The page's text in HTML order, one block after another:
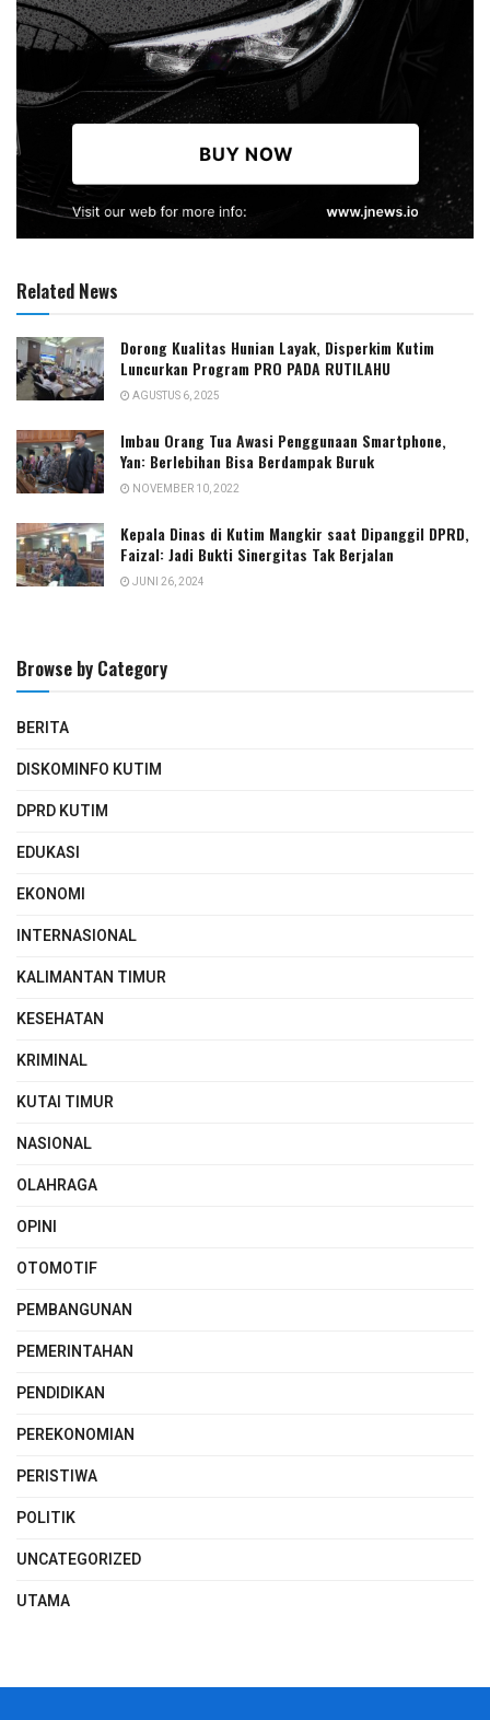
Related News
Dorong Kualitas Hunian Layak, Disperkim Kutim
Luncurkan Program PRO PADA RUTILAHU
AGUSTUS 6, 2025
Imbau Orang Tua Awasi Penggunaan Smartphone,
Yan: Berlebihan Bisa Berdampak Buruk
NOVEMBER 10, 2022
Kepala Dinas di Kutim Mangkir saat Dipanggil DPRD,
Faizal: Jadi Bukti Sinergitas Tak Berjalan
JUNI 26, 2024
Browse by Category
BERITA
DISKOMINFO KUTIM
DPRD KUTIM
EDUKASI
EKONOMI
INTERNASIONAL
KALIMANTAN TIMUR
KESEHATAN
KRIMINAL
KUTAI TIMUR
NASIONAL
OLAHRAGA
OPINI
OTOMOTIF
PEMBANGUNAN
PEMERINTAHAN
PENDIDIKAN
PEREKONOMIAN
PERISTIWA
POLITIK
UNCATEGORIZED
UTAMA